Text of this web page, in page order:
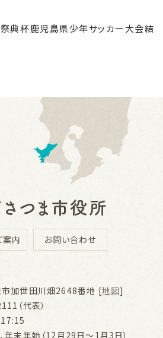
典杯鹿児島県少年サッカー大会結
案内 お問い合わせ
市加世田川畑2648番地 [地図]
（代表）
年末年始（12月29日～1月3日）